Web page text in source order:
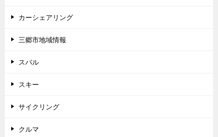
カーシェアリング
三郷市地域情報
スバル
スキー
サイクリング
クルマ